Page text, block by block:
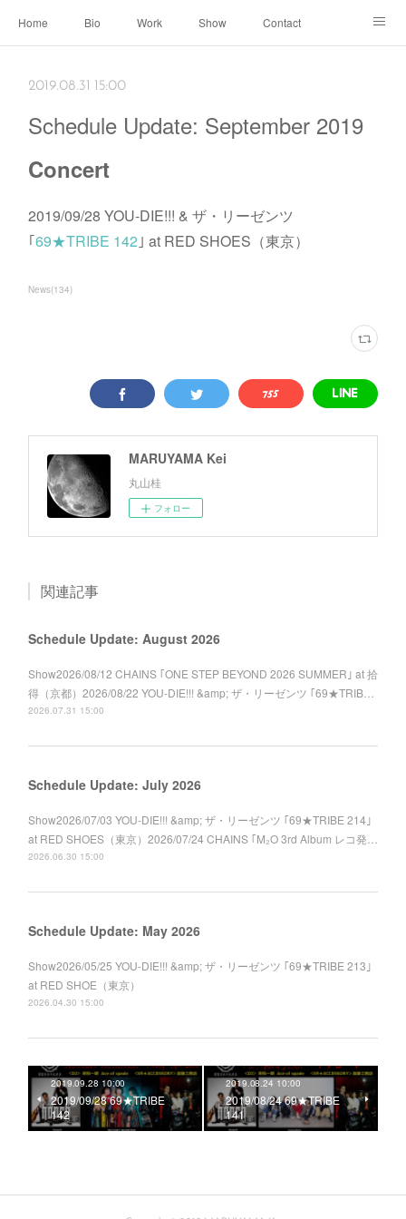
Home Bio Work Show Contact
2019.08.31 15:00
Schedule Update: September 2019
Concert
2019/09/28 YOU-DIE!!! & ザ・リーゼンツ
｢69★TRIBE 142 ｣ at RED SHOES（東京）
News(134)
MARUYAMA Kei
丸山桂
フォロー
関連記事
Schedule Update: August 2026
Show2026/08/12 CHAINS ｢ONE STEP BEYOND 2026 SUMMER｣ at 拾
得（京都）2026/08/22 YOU-DIE!!! &amp; ザ・リーゼンツ ｢69★TRIB…
2026.07.31 15:00
Schedule Update: July 2026
Show2026/07/03 YOU-DIE!!! &amp; ザ・リーゼンツ ｢69★TRIBE 214｣
at RED SHOES（東京）2026/07/24 CHAINS ｢M₂O 3rd Album レコ発…
2026.06.30 15:00
Schedule Update: May 2026
Show2026/05/25 YOU-DIE!!! &amp; ザ・リーゼンツ ｢69★TRIBE 213｣
at RED SHOE（東京）
2026.04.30 15:00
2019.09.28 10:00
2019/09/28 69★TRIBE
142
2019.08.24 10:00
2019/08/24 69★TRIBE
141